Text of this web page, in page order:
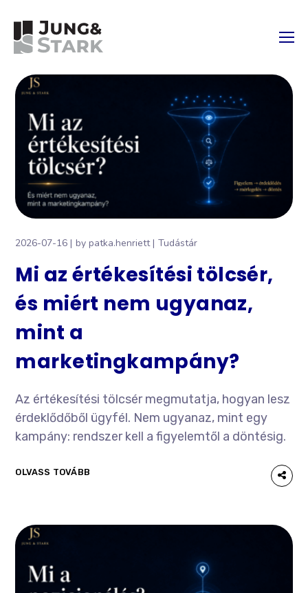
2026-07-16 bypatka.henriett Tudástár
Mi az értékesítési tölcsér,
és miért nem ugyanaz,
mint a
marketingkampány?
Az értékesítési tölcsér megmutatja, hogyan lesz
érdeklődőből ügyfél. Nem ugyanaz, mint egy
kampány: rendszer kell a figyelemtől a döntésig.
OLVASS TOVÁBB